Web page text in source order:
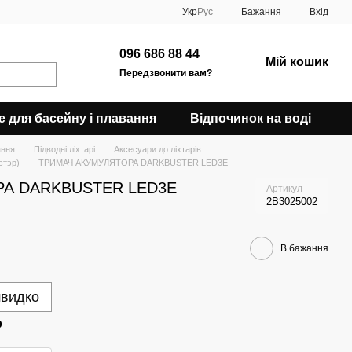
УкрРус Бажання Вхід
096 686 88 44
Передзвонити вам?
Мій кошик
для басейну і плавання Відпочинок на воді
Підводні ліхтарі
Аксесуари до ліхтарів
ТРИМАЧ АКУМУЛЯТОРА DARKBUSTER LED3Е
LED3Е Артикул
2В3025002
В бажання